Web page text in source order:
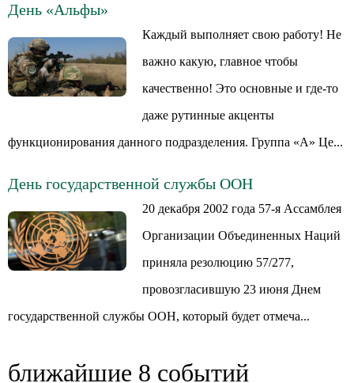
День «Альфы»
Каждый выполняет свою работу! Не
важно какую, главное чтобы
качественно! Это основные и где-то
даже рутинные акценты
функционирования данного подразделения. Группа «А» Це...
День государственной службы ООН
20 декабря 2002 года 57-я Ассамблея
Организации Объединенных Наций
приняла резолюцию 57/277,
провозгласившую 23 июня Днем
государственной службы ООН, который будет отмеча...
ближайшие 8 событий